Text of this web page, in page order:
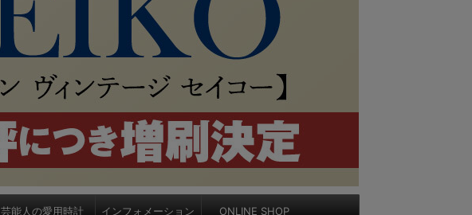
芸能人の愛用時計 インフォメーション ONLINE SHOP